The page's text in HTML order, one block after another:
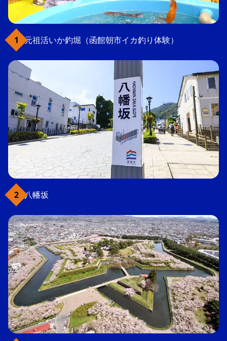
元祖活いか釣堀（函館朝市イカ釣り体験）
八幡坂